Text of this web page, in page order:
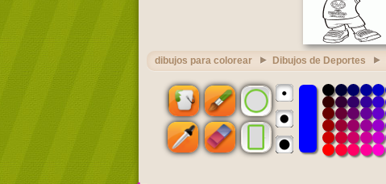
dibujos para colorear Dibujos de Deportes